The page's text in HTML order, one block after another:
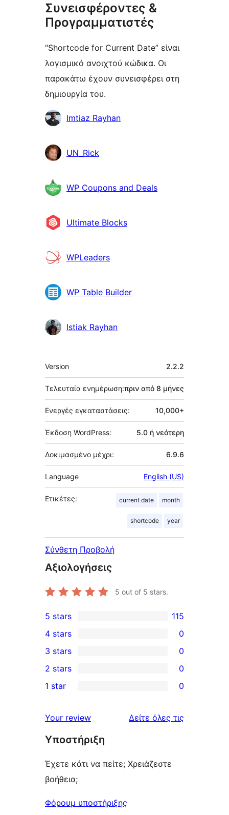
Συνεισφέροντες &
Προγραμματιστές
“Shortcode for Current Date” είναι
λογισμικό ανοιχτού κώδικα. Οι
παρακάτω έχουν συνεισφέρει στη
δημιουργία του.
Συντελεστές
Imtiaz Rayhan
UN_Rick
WP Coupons and Deals
Ultimate Blocks
WPLeaders
WP Table Builder
Istiak Rayhan
Μεταστοιχεία
Version 2.2.2
Τελευταία ενημέρωση:πριν από 8 μήνες
Ενεργές εγκαταστάσεις: 10,000+
Έκδοση WordPress: 5.0 ή νεότερη
Δοκιμασμένο μέχρι: 6.9.6
Language English (US)
Ετικέτες: current date month
shortcode year
Σύνθετη Προβολή
Αξιολογήσεις
5 out of 5 stars.
115
5-
star
reviews
5 stars 115
4-
star
reviews
4 stars 0
0
3-
star
3 stars 0
2-
reviews
2 stars 0
star
reviews
1 star 0
Your review Δείτε όλες τις
Υποστήριξη
Έχετε κάτι να πείτε; Χρειάζεστε
βοήθεια;
Φόρουμ υποστήριξης